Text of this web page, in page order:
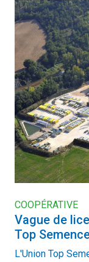
COOPÉRATIVE
Vague de
Top
L'Union Top